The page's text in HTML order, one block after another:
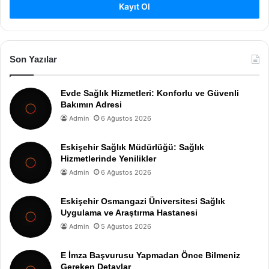
Kayıt Ol
Son Yazılar
Evde Sağlık Hizmetleri: Konforlu ve Güvenli
Bakımın Adresi
Admin 6 Ağustos 2026
Eskişehir Sağlık Müdürlüğü: Sağlık
Hizmetlerinde Yenilikler
Admin 6 Ağustos 2026
Eskişehir Osmangazi Üniversitesi Sağlık
Uygulama ve Araştırma Hastanesi
Admin 5 Ağustos 2026
E İmza Başvurusu Yapmadan Önce Bilmeniz
Gereken Detaylar